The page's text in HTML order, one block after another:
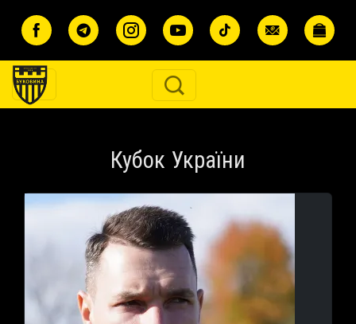
Кубок України